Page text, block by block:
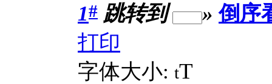
1# 跳转到 » 倒序
打印
字体大小: tT